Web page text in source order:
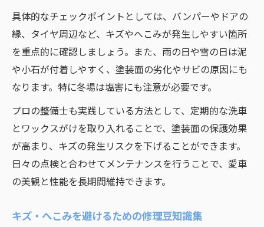
豆知識で差がつく塗装後のケア方法
修理現場で役立つ鈑金塗装の豆知識紹介
自分でできる車修理DIYのコツと注意点
自動車キズ修理DIYで失敗しない手順解説
へこみ修理で注意すべきポイントを押さえ
る
鈑金塗装DIYに役立つ基礎知識の紹介
修理道具選びと安全な作業方法の豆知識
キズ・へこみ修理DIYでよくある失敗例
プロも実践する自動車修理の豆知識を紹介
プロ直伝のキズ・へこみ修理の裏技を解説
具体的なチェックポイントとしては、バンパーやドアの
縁、タイヤ周辺など、キズやへこみが発生しやすい箇所
を重点的に確認しましょう。また、雨の日や雪の日は泥
や小石が付着しやすく、塗装面の劣化やサビの原因にも
なります。特に冬場は塩害にも注意が必要です。
プロの整備士も実践している方法として、定期的な洗車
とワックスがけを取り入れることで、塗装面の保護効果
が高まり、キズの発生リスクを下げることができます。
日々の点検と合わせてメンテナンスを行うことで、愛車
の美観と性能を長期間維持できます。
キズ・へこみを避けるための修理豆知識集